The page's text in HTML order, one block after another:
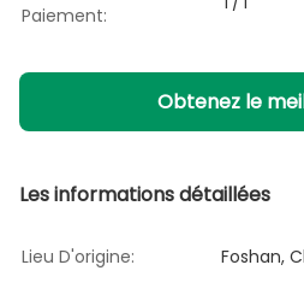
Paiement:
Obtenez le
Les informations détaillées
Lieu D'origine: Foshan,